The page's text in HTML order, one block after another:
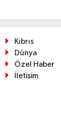
Kıbrıs
Dünya
Özel Haber
İletişim